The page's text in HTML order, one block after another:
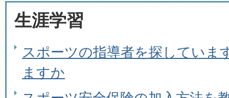
生涯学習
スポーツの指導者を探していま
ますか